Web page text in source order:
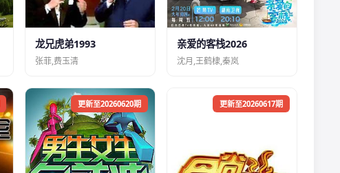
龙兄虎弟1993
张菲,费玉清
亲爱的客栈2026
沈月,王鹤棣,秦岚
更新至20260620期 更新至20260617期